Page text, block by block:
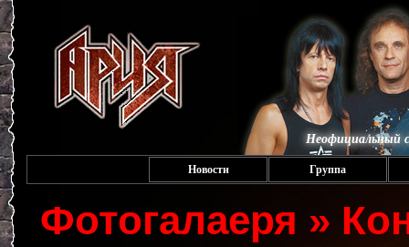
Неофициальный
Новости Группа
Фотогалаеря »